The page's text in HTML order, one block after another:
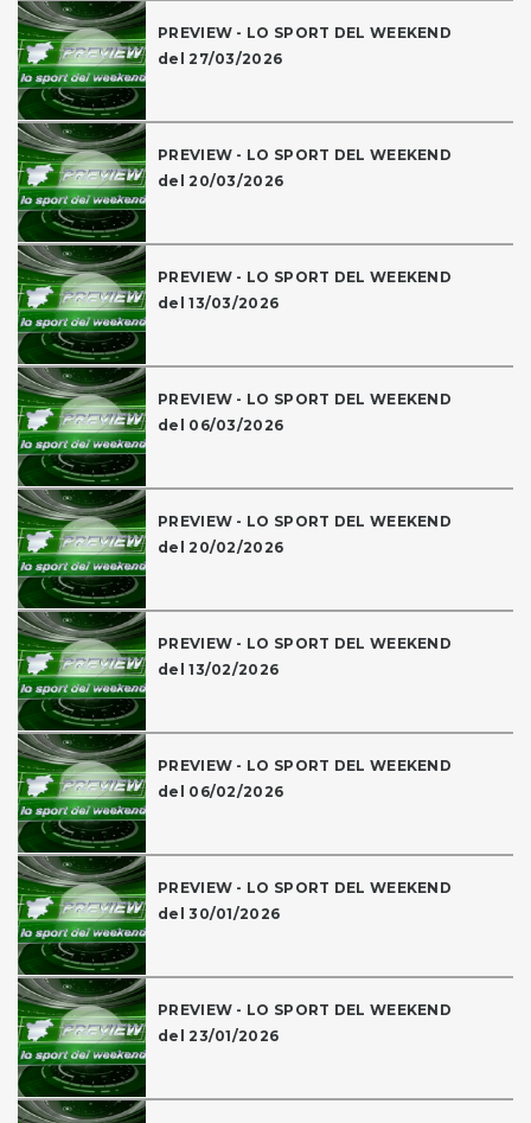
PREVIEW - LO SPORT DEL WEEKEND
del 27/03/2026
PREVIEW - LO SPORT DEL WEEKEND
del 20/03/2026
PREVIEW - LO SPORT DEL WEEKEND
del 13/03/2026
PREVIEW - LO SPORT DEL WEEKEND
del 06/03/2026
PREVIEW - LO SPORT DEL WEEKEND
del 20/02/2026
PREVIEW - LO SPORT DEL WEEKEND
del 13/02/2026
PREVIEW - LO SPORT DEL WEEKEND
del 06/02/2026
PREVIEW - LO SPORT DEL WEEKEND
del 30/01/2026
PREVIEW - LO SPORT DEL WEEKEND
del 23/01/2026